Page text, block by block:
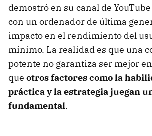
demostró en su canal de
con un ordenador de última
impacto en el rendimiento del
mínimo. La realidad es que una
potente no garantiza ser mejor
que otros factores como la
práctica y la estrategia juegan
fundamental.